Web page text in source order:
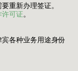
重新办理签证。
许可证。
各种业务用途身份